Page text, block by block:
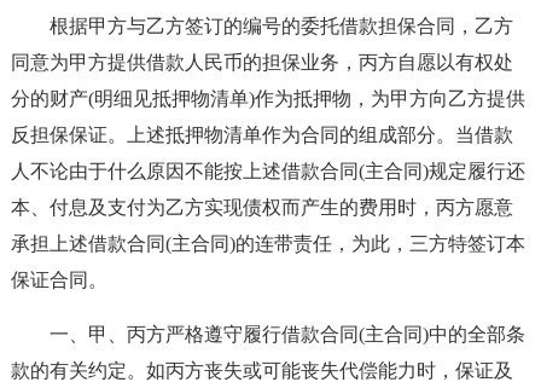
根据甲方与乙方签订的编号的委托借款担保合同，乙方
同意为甲方提供借款人民币的担保业务，丙方自愿以有权处
分的财产(明细见抵押物清单)作为抵押物，为甲方向乙方提供
反担保保证。上述抵押物清单作为合同的组成部分。当借款
人不论由于什么原因不能按上述借款合同(主合同)规定履行还
本、付息及支付为乙方实现债权而产生的费用时，丙方愿意
承担上述借款合同(主合同)的连带责任，为此，三方特签订本
保证合同。
一、甲、丙方严格遵守履行借款合同(主合同)中的全部条
款的有关约定。如丙方丧失或可能丧失代偿能力时，保证及